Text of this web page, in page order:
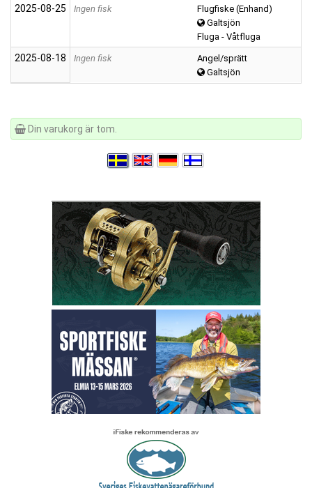
2025‑08‑25 Ingen fisk
Flugfiske (Enhand)
Galtsjön
Fluga - Våtfluga
2025‑08‑18 Ingen fisk
Angel/sprätt
Galtsjön
Din varukorg är tom.